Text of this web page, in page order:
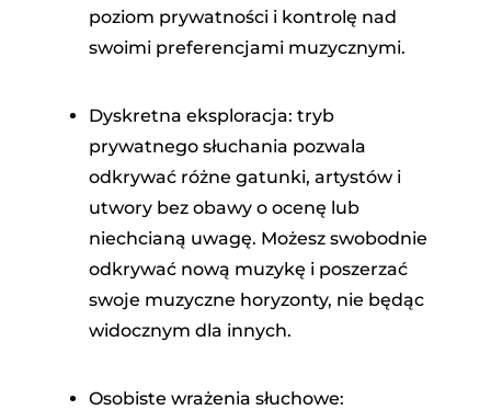
poziom prywatności i kontrolę nad
swoimi preferencjami muzycznymi.
Dyskretna eksploracja: tryb
prywatnego słuchania pozwala
odkrywać różne gatunki, artystów i
utwory bez obawy o ocenę lub
niechcianą uwagę. Możesz swobodnie
odkrywać nową muzykę i poszerzać
swoje muzyczne horyzonty, nie będąc
widocznym dla innych.
Osobiste wrażenia słuchowe: